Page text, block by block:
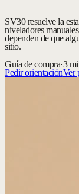
SV30 resuelve la
niveladores
dependen de que
sitio.
Guía de compra·3
Pedir orientaciónVer